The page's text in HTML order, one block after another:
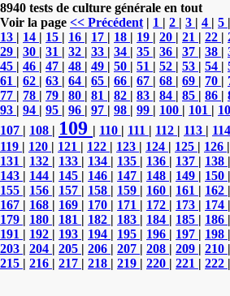
8940 tests de culture générale en tout
Voir la page << Précédent | 1 | 2 | 3 | 4 | 5 |
13 | 14 | 15 | 16 | 17 | 18 | 19 | 20 | 21 | 22 |
29 | 30 | 31 | 32 | 33 | 34 | 35 | 36 | 37 | 38 |
45 | 46 | 47 | 48 | 49 | 50 | 51 | 52 | 53 | 54 |
61 | 62 | 63 | 64 | 65 | 66 | 67 | 68 | 69 | 70 |
77 | 78 | 79 | 80 | 81 | 82 | 83 | 84 | 85 | 86 |
93 | 94 | 95 | 96 | 97 | 98 | 99 | 100 | 101 |
107 | 108 | 109 | 110 | 111 | 112 | 113 | 114
119 | 120 | 121 | 122 | 123 | 124 | 125 | 126 |
131 | 132 | 133 | 134 | 135 | 136 | 137 | 138 |
143 | 144 | 145 | 146 | 147 | 148 | 149 | 150 |
155 | 156 | 157 | 158 | 159 | 160 | 161 | 162 |
167 | 168 | 169 | 170 | 171 | 172 | 173 | 174 |
179 | 180 | 181 | 182 | 183 | 184 | 185 | 186 |
191 | 192 | 193 | 194 | 195 | 196 | 197 | 198 |
203 | 204 | 205 | 206 | 207 | 208 | 209 | 210 |
215 | 216 | 217 | 218 | 219 | 220 | 221 | 222 |